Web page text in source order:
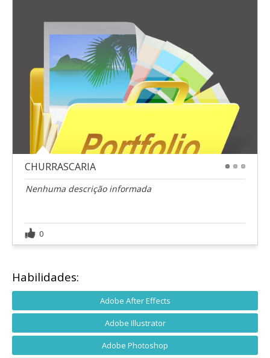
CHURRASCARIA
Nenhuma descrição informada
0
Habilidades:
Adobe After Effects
Adobe Illustrator
Adobe Photoshop